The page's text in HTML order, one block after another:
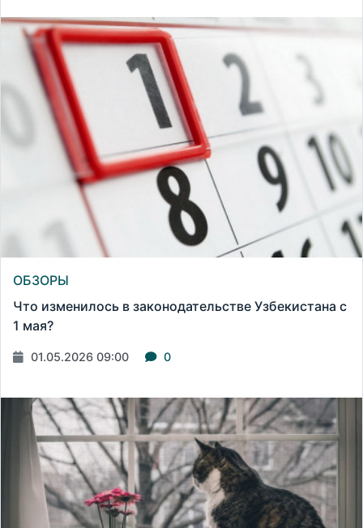
ОБЗОРЫ
Что изменилось в законодательстве Узбекистана с
1 мая?
01.05.2026 09:00 0